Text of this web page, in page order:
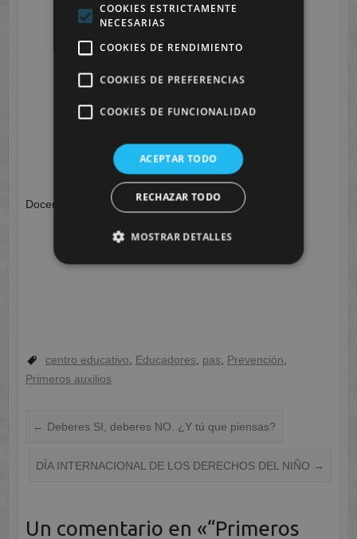
Docente Rosa María Buzón Cervera
centro educativo, Educadores, pas, Prevención,
Primeros auxilios
← Deberes SI, deberes NO. ¿Y tú que piensas?
DÍA INTERNACIONAL DE LOS DERECHOS DEL NIÑO →
Un comentario en «“Primeros
COOKIES ESTRICTAMENTE
NECESARIAS
COOKIES DE RENDIMIENTO
COOKIES DE PREFERENCIAS
COOKIES DE FUNCIONALIDAD
ACEPTAR TODO
RECHAZAR TODO
MOSTRAR DETALLES